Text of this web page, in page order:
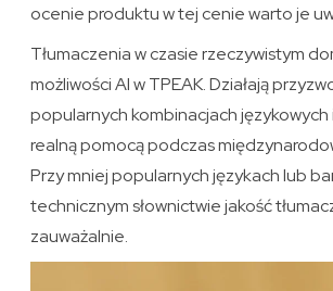
ocenie produktu w tej cenie warto je
Tłumaczenia w czasie rzeczywistym
możliwości AI w TPEAK. Działają
popularnych kombinacjach językowych
realną pomocą podczas
Przy mniej popularnych językach lub
technicznym słownictwie jakość
zauważalnie.